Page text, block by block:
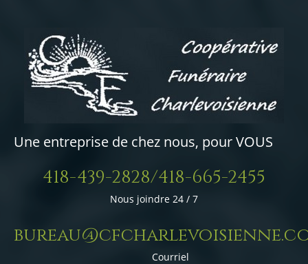
Une entreprise de chez nous, pour VOUS
418-439-2828/418-665-2455
Nous joindre 24 / 7
Courriel